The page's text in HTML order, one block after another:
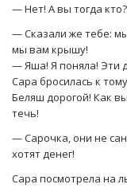
— Нет! А вы тогда кто?
— Сказали же тебе:
мы вам крышу!
— Яша! Я поняла! Эти
Сара бросилась к
Беляш дорогой! Как
течь!
— Сарочка, они не
хотят денег!
Сара посмотрела на